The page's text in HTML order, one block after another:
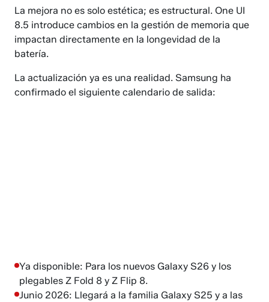
La mejora no es solo estética; es estructural. One UI
8.5 introduce cambios en la gestión de memoria que
impactan directamente en la longevidad de la
batería.
La actualización ya es una realidad. Samsung ha
confirmado el siguiente calendario de salida:
Ya disponible: Para los nuevos Galaxy S26 y los
plegables Z Fold 8 y Z Flip 8.
Junio 2026: Llegará a la familia Galaxy S25 y a las